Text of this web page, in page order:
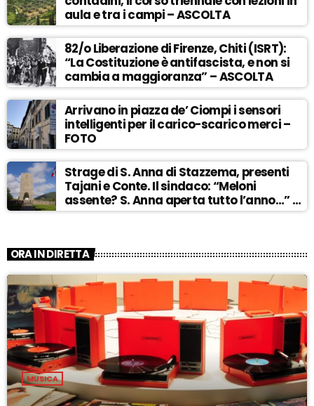
aula e tra i campi – ASCOLTA
82/o Liberazione di Firenze, Chiti (ISRT):
“La Costituzione è antifascista, e non si
cambia a maggioranza” – ASCOLTA
Arrivano in piazza de’ Ciompi i sensori
intelligenti per il carico-scarico merci –
FOTO
Strage di S. Anna di Stazzema, presenti
Tajani e Conte. Il sindaco: “Meloni
assente? S. Anna aperta tutto l’anno…” –
ASCOLTA
ORA IN DIRETTA
MUSICA